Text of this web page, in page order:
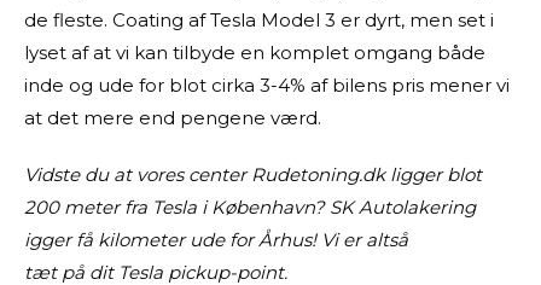
de fleste. Coating af Tesla Model 3 er dyrt, men set i
lyset af at vi kan tilbyde en komplet omgang både
inde og ude for blot cirka 3-4% af bilens pris mener vi
at det mere end pengene værd.
Vidste du at vores center Rudetoning.dk ligger blot
200 meter fra Tesla i København? SK Autolakering
igger få kilometer ude for Århus! Vi er altså
tæt på dit Tesla pickup-point.